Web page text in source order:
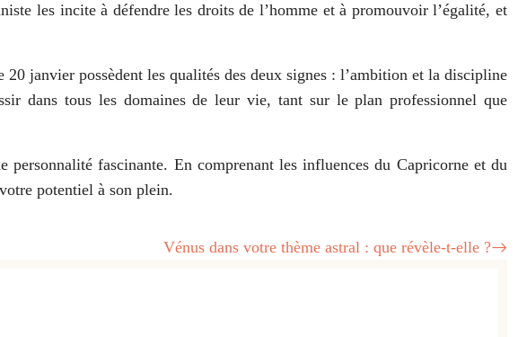
les incite à défendre les droits de l’homme et à promouvoir l’égalité, et
janvier possèdent les qualités des deux signes : l’ambition et la discipline
dans tous les domaines de leur vie, tant sur le plan professionnel que
personnalité fascinante. En comprenant les influences du Capricorne et du
potentiel à son plein.
Vénus dans votre thème astral : que révèle-t-elle ?